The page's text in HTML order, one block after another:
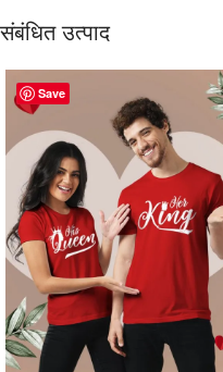
संबंधित उत्पाद
Save